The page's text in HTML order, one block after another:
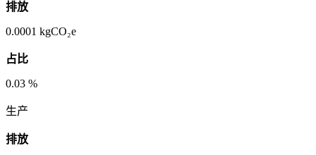
排放
0.0001 kgCO₂e
占比
0.03 %
生产
排放